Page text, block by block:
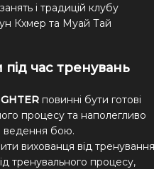
і традицій клубу
Кхмер та Муай Тай
час тренувань
повинні бути готові
процесу та наполегливо
ведення бою.
вихованця від тренування
тренувального процесу,